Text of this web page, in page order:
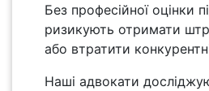
Без професійної оцінки
ризикують отримати
або втратити
Наші адвокати